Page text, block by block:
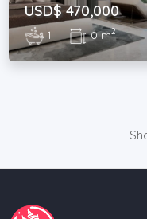
USD$ 470,000
1 | 0 m2